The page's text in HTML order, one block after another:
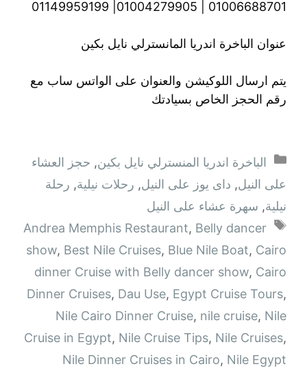
01006688701 | 01004279905| 01149959199
عنوان الباخرة اندريا المانسترلي نايل بكين
يتم ارسال اللوكيشن والعنوان على الواتس ساب مع
رقم الحجز الخاص بسيادتك
الباخرة اندريا المنسترلي نايل بكين, حجز العشاء
على النيل, داى يوز على النيل, رحلات نيلية, رحلة
نيلية, سهرة عشاء على النيل
Andrea Memphis Restaurant, Belly dancer
show, Best Nile Cruises, Blue Nile Boat, Cairo
dinner Cruise with Belly dancer show, Cairo
Dinner Cruises, Dau Use, Egypt Cruise Tours,
Nile Cairo Dinner Cruise, nile cruise, Nile
Cruise in Egypt, Nile Cruise Tips, Nile Cruises,
Nile Dinner Cruises in Cairo, Nile Egypt